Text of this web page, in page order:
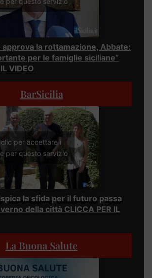
approva la rottamazione, Abbate:
per le famiglie siciliane”
VIDEO
BarSicilia
clic per accettare i
per questo servizio
la sfida per il futuro passa
della città CLICCA PER IL
La Buona Salute